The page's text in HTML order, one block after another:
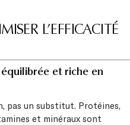
L’EFFICACITÉ
et riche en
pas un substitut. Protéines,
et minéraux sont